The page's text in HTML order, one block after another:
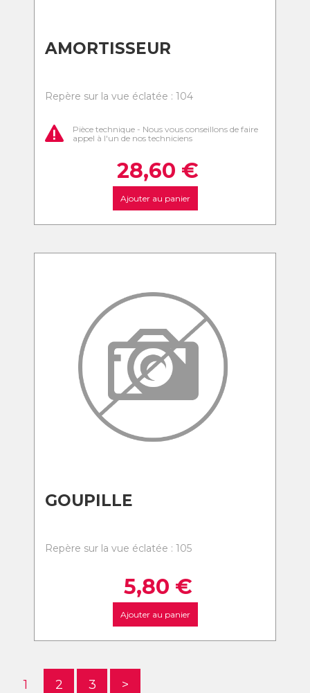
AMORTISSEUR
Repère sur la vue éclatée : 104
Pièce technique - Nous vous conseillons de faire
appel à l'un de nos techniciens
28,60 €
Ajouter au panier
GOUPILLE
Repère sur la vue éclatée : 105
5,80 €
Ajouter au panier
1 2 3 >